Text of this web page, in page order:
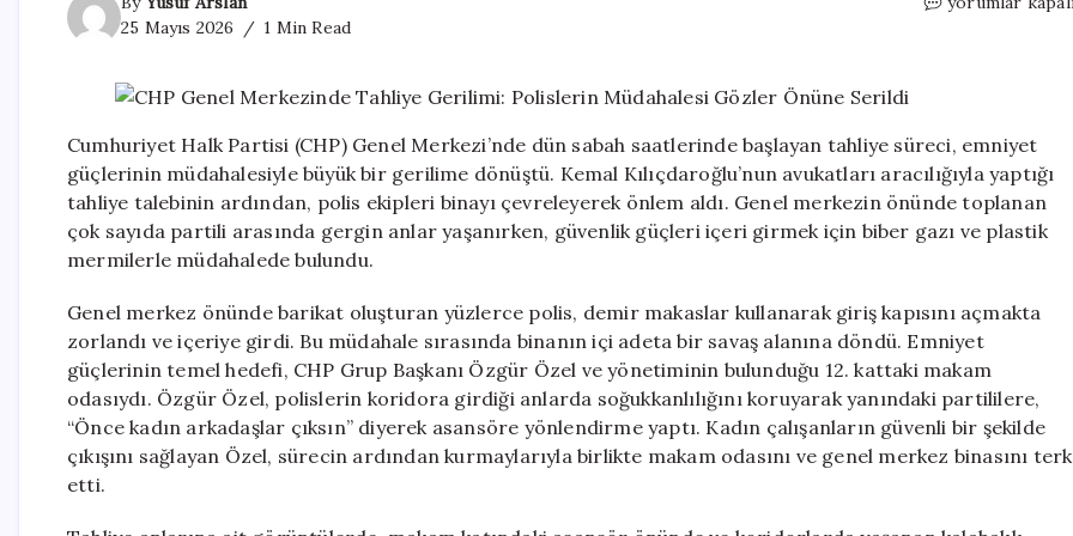
25 Mayıs 2026
1 Min Read
Müdahalesi
Gözler
Önüne
Serildi
Cumhuriyet Halk Partisi (CHP) Genel Merkezi’nde dün sabah saatlerinde başlayan tahliye süreci, emniyet
güçlerinin müdahalesiyle büyük bir gerilime dönüştü. Kemal Kılıçdaroğlu’nun avukatları aracılığıyla yaptığı
tahliye talebinin ardından, polis ekipleri binayı çevreleyerek önlem aldı. Genel merkezin önünde toplanan
çok sayıda partili arasında gergin anlar yaşanırken, güvenlik güçleri içeri girmek için biber gazı ve plastik
mermilerle müdahalede bulundu.
Genel merkez önünde barikat oluşturan yüzlerce polis, demir makaslar kullanarak giriş kapısını açmakta
zorlandı ve içeriye girdi. Bu müdahale sırasında binanın içi adeta bir savaş alanına döndü. Emniyet
güçlerinin temel hedefi, CHP Grup Başkanı Özgür Özel ve yönetiminin bulunduğu 12. kattaki makam
odasıydı. Özgür Özel, polislerin koridora girdiği anlarda soğukkanlılığını koruyarak yanındaki partililere,
“Önce kadın arkadaşlar çıksın” diyerek asansöre yönlendirme yaptı. Kadın çalışanların güvenli bir şekilde
çıkışını sağlayan Özel, sürecin ardından kurmaylarıyla birlikte makam odasını ve genel merkez binasını terk
etti.